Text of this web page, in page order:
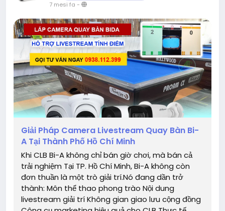
7 mesi fa -
Giải Pháp Camera Livestream Quay Bàn Bi-
A Tại Thành Phố Hồ Chí Minh
Khi CLB Bi-A không chỉ bán giờ chơi, mà bán cả
trải nghiệm Tại TP. Hồ Chí Minh, Bi-A không còn
đơn thuần là một trò giải trí.Nó đang dần trở
thành: Môn thể thao phong trào Nội dung
livestream giải trí Không gian giao lưu cộng đồng